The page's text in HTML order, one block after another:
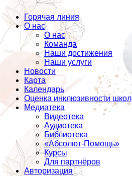
Горячая линия
О нас
О нас
Команда
Наши достижения
Наши услуги
Новости
Карта
Календарь
Оценка инклюзивности школ
Медиатека
Видеотека
Аудиотека
Библиотека
«Абсолют-Помощь»
Курсы
Для партнёров
Авторизация